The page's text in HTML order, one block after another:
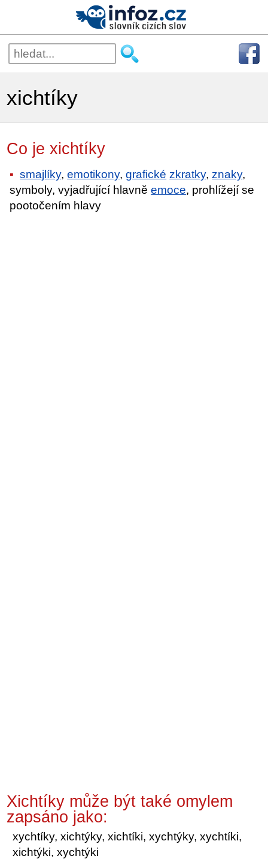
xichtíky
Co je xichtíky
smajlíky,emotikony,grafické zkratky,znaky,
symboly, vyjadřující hlavněemoce, prohlížejí se
pootočením hlavy
Xichtíky může být také omylem
zapsáno jako:
xychtíky, xichtýky, xichtíki, xychtýky, xychtíki,
xichtýki, xychtýki